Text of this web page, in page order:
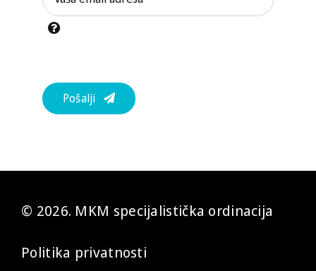
Pošalji
© 2026. MKM specijalistička ordinacija
Politika privatnosti